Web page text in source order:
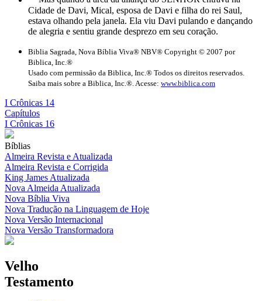
Cidade de Davi, Mical, esposa de Davi e filha do rei Saul,
estava olhando pela janela. Ela viu Davi pulando e dançando
de alegria e sentiu grande desprezo em seu coração.
Biblia Sagrada, Nova Bíblia Viva® NBV® Copyright © 2007 por
Biblica, Inc.®
Usado com permissão da Biblica, Inc.® Todos os direitos reservados.
Saiba mais sobre a Biblica, Inc.®. Acesse: www.biblica.com
I Crônicas 14
Capítulos
I Crônicas 16
Bíblias
Almeira Revista e Atualizada
Almeira Revista e Corrigida
King James Atualizada
Nova Almeida Atualizada
Nova Bíblia Viva
Nova Tradução na Linguagem de Hoje
Nova Versão Internacional
Nova Versão Transformadora
Velho
Testamento